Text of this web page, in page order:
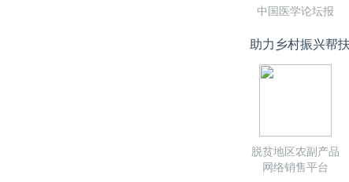
中国医学论坛报
助力乡村振兴帮
脱贫地区农副产品
网络销售平台